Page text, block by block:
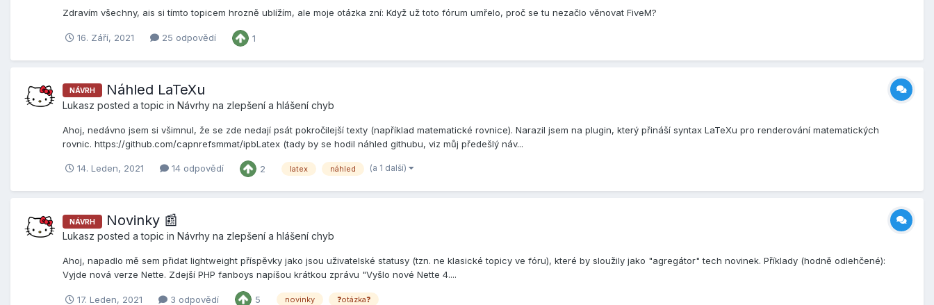
Zdravím všechny, ais si tímto topicem hrozně ublížím, ale moje otázka zní: Když už toto fórum umřelo, proč se tu nezačlo věnovat FiveM?
16. Září, 2021 25 odpovědí 1
NÁVRH Náhled LaTeXu
Lukasz posted a topic in Návrhy na zlepšení a hlášení chyb
Ahoj, nedávno jsem si všimnul, že se zde nedají psát pokročilejší texty (například matematické rovnice). Narazil jsem na plugin, který přináší syntax LaTeXu pro renderování matematických
rovnic. https://github.com/capnrefsmmat/ipbLatex (tady by se hodil náhled githubu, viz můj předešlý náv...
14. Leden, 2021 14 odpovědí 2 latex náhled (a 1 další)
NÁVRH Novinky 📰
Lukasz posted a topic in Návrhy na zlepšení a hlášení chyb
Ahoj, napadlo mě sem přidat lightweight příspěvky jako jsou uživatelské statusy (tzn. ne klasické topicy ve fóru), které by sloužily jako "agregátor" tech novinek. Příklady (hodně odlehčené):
Vyjde nová verze Nette. Zdejší PHP fanboys napíšou krátkou zprávu "Vyšlo nové Nette 4....
17. Leden, 2021 3 odpovědí 5 novinky ❓otázka❓